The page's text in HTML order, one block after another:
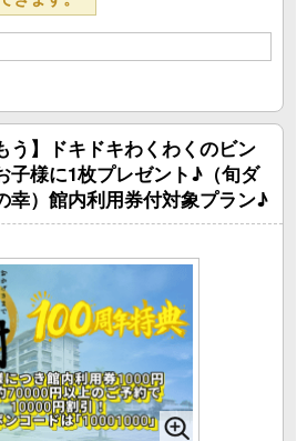
う】ドキドキわくわくのビン
子様に1枚プレゼント♪（旬ダ
幸）館内利用券付対象プラン♪